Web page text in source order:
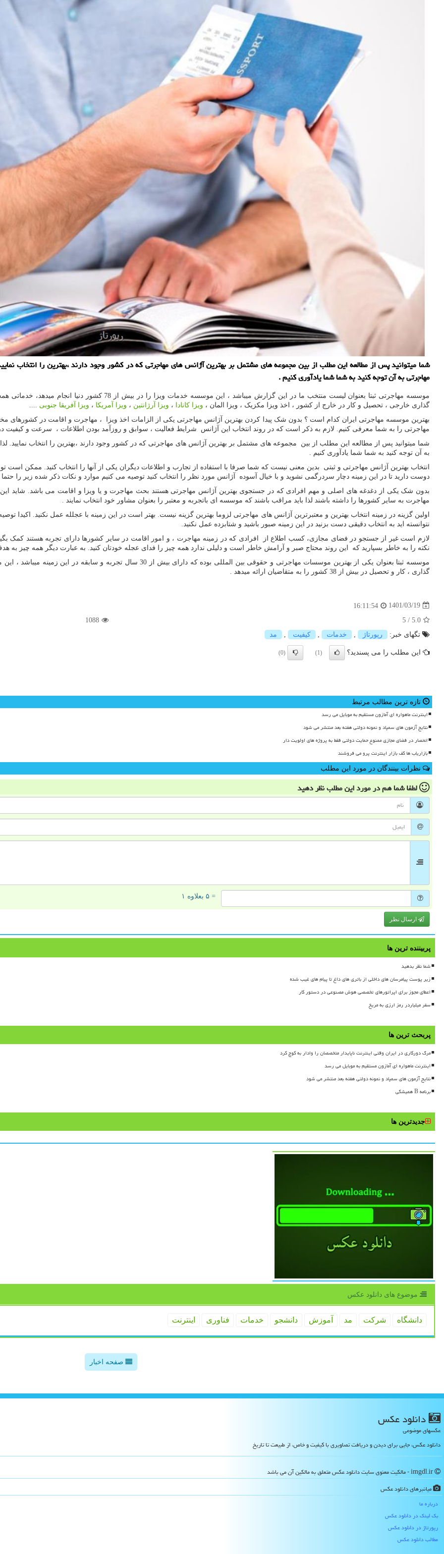
شما میتوانید پس از مطالعه این مطلب از بین مجموعه های مشتمل بر بهترین آژانس های مهاجرتی که در کشور وجود دارند ،بهترین را انتخاب
مهاجرتی به آن توجه کنید به شما شما یادآوری کنیم .
موسسه مهاجرتی ثبتا بعنوان لیست منتخب ما در این گزارش میباشد ، این موسسه خدمات ویزا را در بیش از 78 کشور دنیا انجام میدهد، خدماتی همچون
گذاری خارجی ، تحصیل و کار در خارج از کشور ، اخذ ویزا مکزیک ، ویزا المان ، ویزا کانادا ، ویزا آرژانتین ، ویزا آمریکا ، ویزا آفریقا جنوبی
بهترین موسسه مهاجرتی ایران کدام است ؟ بدون شک پیدا کردن بهترین آژانس مهاجرتی یکی از الزامات اخذ ویزا ، مهاجرت و اقامت در کشورهای
مهاجرتی را به شما معرفی کنیم. لازم به ذکر است که در روند انتخاب این آژانس شرایط فعالیت ، سوابق و روزآمد بودن اطلاعات ، سرعت و کیفیت
شما میتوانید پس از مطالعه این مطلب از بین مجموعه های مشتمل بر بهترین آژانس های مهاجرتی که در کشور وجود دارند ،بهترین را انتخاب نمایید.
به آن توجه کنید به شما شما یادآوری کنیم .
انتخاب بهترین آژانس مهاجرتی و ثبتی بدین معنی نیست که شما صرفا با استفاده از تجارب و اطلاعات دیگران یکی از آنها را انتخاب کنید. ممکن است
دوست دارید تا در این زمینه دچار سردرگمی نشوید و با خیال آسوده آژانس مورد نظر را انتخاب کنید توصیه می کنیم موارد و نکات ذکر شده زیر را حتما
بدون شک یکی از دغدغه های اصلی و مهم افرادی که در جستجوی بهترین آژانس مهاجرتی هستند بحث مهاجرت و یا ویزا و اقامت می باشد. شاید این
مهاجرت به سایر کشورها را داشته باشند لذا باید مراقب باشند که موسسه ای باتجربه و معتبر را بعنوان مشاور خود انتخاب نمایند .
اولین گزینه در زمینه انتخاب بهترین و معتبرترین آژانس های مهاجرتی لزوما بهترین گزینه نیست. بهتر است در این زمینه با عجلله عمل نکنید.
نتوانسته اید به انتخاب دقیقی دست بزنید در این زمینه صبور باشید و شتابزده عمل نکنید.
لازم است غیر از جستجو در فضای مجازی، کسب اطلاع از افرادی که در زمینه مهاجرت ، و امور اقامت در سایر کشورها دارای تجربه هستند کمک
نکته را به خاطر بسپارید که این روند محتاج صبر و آرامش خاطر است و دلیلی ندارد همه چیز را فدای عجله خودتان کنید. به عبارت دیگر همه چیز به
موسسه ثبتا بعنوان یکی از بهترین موسسات مهاجرتی و حقوقی بین المللی بوده که
گذاری ، کار و تحصیل در بیش از 38 کشور را به متقاضیان ارائه میدهد .
1401/03/19
16:11:54
5.0
/
5
1088
تگهای خبر:
رپورتاژ خدمات كیفیت مد
این مطلب را می پسندید؟ (1)
(0)
تازه ترین مطالب مرتبط
اینترنت ماهواره ای آمازون مستقیم به موبایل می رسد
نتایج آزمون های سمپاد و نمونه دولتی هفته بعد منتشر می شود
انحصار در فضای مجازی ممنوع حمایت دولتی فقط به پروژه های اولویت دار
بازاریاب ها کف بازار اینترنت پرو می فروشند
نظرات بینندگان در مورد این مطلب
لطفا شما همدر مورد این مطلبنظر دهید
= ۵ بعلاوه ۱
ارسال نظر
پربیننده ترین ها
شما نظر بدهید
زیر پوست پیامرسان های داخلی از باتری های داغ تا پیام های غیب شده
اعطای مجوز برای اپراتورهای تخصصی هوش مصنوعی در دستور کار
سفر میلیاردر رمز ارزی به مریخ
پربحث ترین ها
مرگ دورکاری در ایران وقتی اینترنت ناپایدار متخصصان را وادار به کوچ کرد
اینترنت ماهواره ای آمازون مستقیم به موبایل می رسد
نتایج آزمون های سمپاد و نمونه دولتی هفته بعد منتشر می شود
برنامه B همیشگی
جدیدترین ها
موضوع های دانلود عكس
دانشگاه شركت مد آموزش دانشجو خدمات فناوری اینترنت
صفحه اخبار
دانلود عكس
عکسهای موضوعی
دانلود عکس، جایی برای دیدن و دریافت تصاویری با کیفیت و خاص، از طبیعت تا تاریخ
میانبرهای دانلود عكس
درباره ما
بک لینک در دانلود عكس
رپورتاژ در دانلود عكس
مطالب دانلود عكس